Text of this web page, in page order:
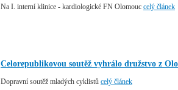
Na I. interní klinice - kardiologické FN Olomouc celý článek
Celorepublikovou soutěž vyhrálo družstvo z
Dopravní soutěž mladých cyklistů celý článek